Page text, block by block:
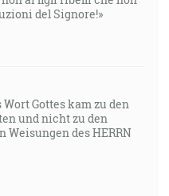
del Signore!»
Wort Gottes kam zu den
und nicht zu den
Weisungen des HERRN